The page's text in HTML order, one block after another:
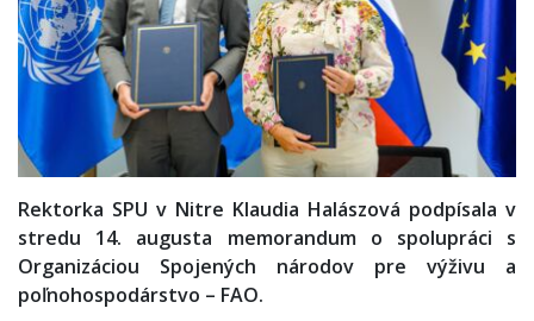
Rektorka SPU v Nitre Klaudia Halászová podpísala v
stredu 14. augusta memorandum o spolupráci s
Organizáciou Spojených národov pre výživu a
poľnohospodárstvo – FAO.